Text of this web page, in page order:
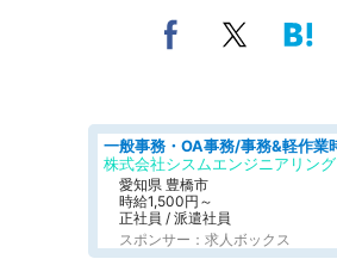
株式会社シスムエンジニアリング
愛知県 豊橋市
時給1,500円～
正社員 / 派遣社員
スポンサー：求人ボックス